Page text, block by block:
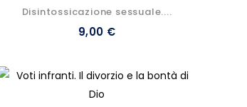
Disintossicazione sessuale....
9,00 €